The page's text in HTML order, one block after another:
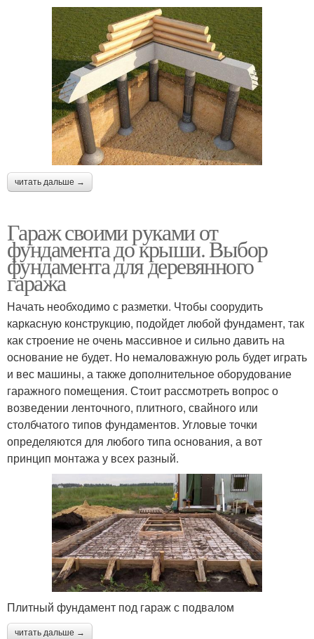
читать дальше →
Гараж своими руками от
фундамента до крыши. Выбор
фундамента для деревянного
гаража
Начать необходимо с разметки. Чтобы соорудить
каркасную конструкцию, подойдет любой фундамент, так
как строение не очень массивное и сильно давить на
основание не будет. Но немаловажную роль будет играть
и вес машины, а также дополнительное оборудование
гаражного помещения. Стоит рассмотреть вопрос о
возведении ленточного, плитного, свайного или
столбчатого типов фундаментов. Угловые точки
определяются для любого типа основания, а вот
принцип монтажа у всех разный.
Плитный фундамент под гараж с подвалом
читать дальше →